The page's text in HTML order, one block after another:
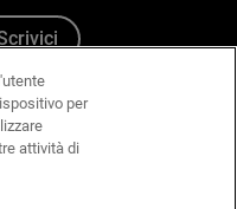
per
attività di